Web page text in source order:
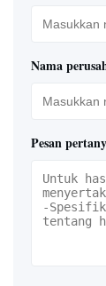
Nama
Pesan